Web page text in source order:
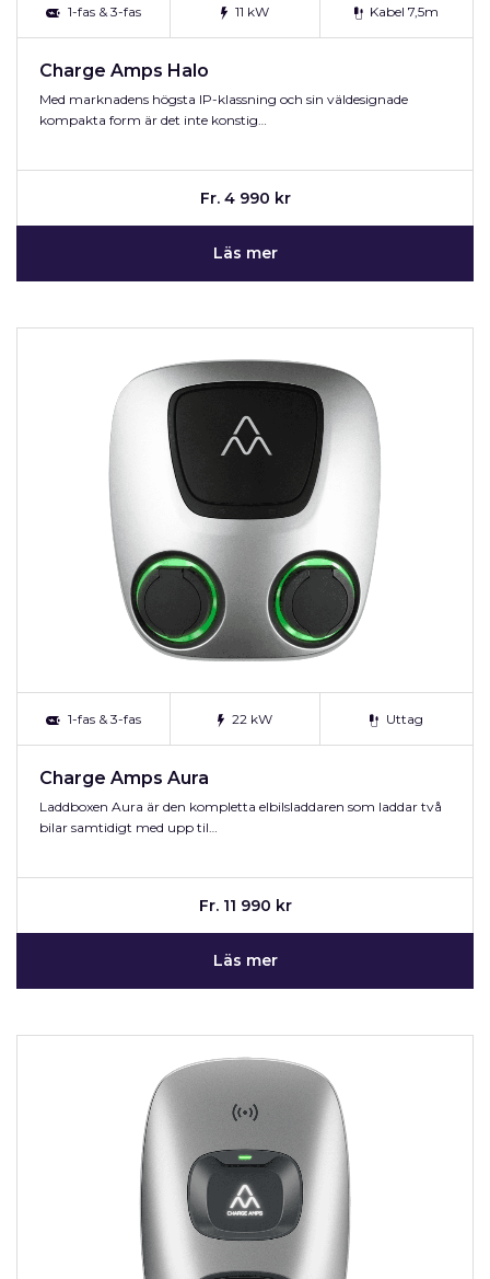
1-fas & 3-fas 11 kW Kabel 7,5m
Charge Amps Halo
Med marknadens högsta IP-klassning och sin väldesignade
kompakta form är det inte konstig…
Fr. 4 990 kr
Läs mer
1-fas & 3-fas 22 kW Uttag
Charge Amps Aura
Laddboxen Aura är den kompletta elbilsladdaren som laddar två
bilar samtidigt med upp til…
Fr. 11 990 kr
Läs mer